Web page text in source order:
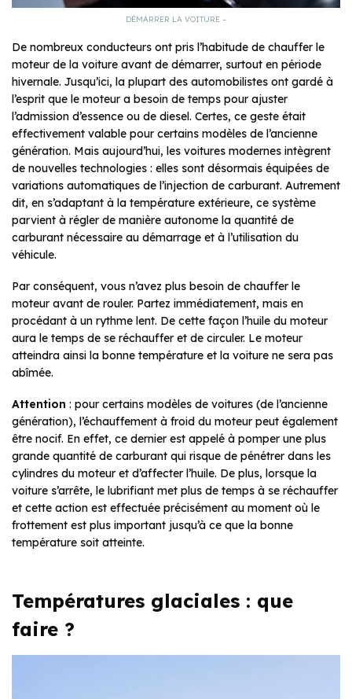
DÉMARRER LA VOITURE –
De nombreux conducteurs ont pris l’habitude de chauffer le
moteur de la voiture avant de démarrer, surtout en période
hivernale. Jusqu’ici, la plupart des automobilistes ont gardé à
l’esprit que le moteur a besoin de temps pour ajuster
l’admission d’essence ou de diesel. Certes, ce geste était
effectivement valable pour certains modèles de l’ancienne
génération. Mais aujourd’hui, les voitures modernes intègrent
de nouvelles technologies : elles sont désormais équipées de
variations automatiques de l’injection de carburant. Autrement
dit, en s’adaptant à la température extérieure, ce système
parvient à régler de manière autonome la quantité de
carburant nécessaire au démarrage et à l’utilisation du
véhicule.
Par conséquent, vous n’avez plus besoin de chauffer le
moteur avant de rouler. Partez immédiatement, mais en
procédant à un rythme lent. De cette façon l’huile du moteur
aura le temps de se réchauffer et de circuler. Le moteur
atteindra ainsi la bonne température et la voiture ne sera pas
abîmée.
Attention : pour certains modèles de voitures (de l’ancienne
génération), l’échauffement à froid du moteur peut également
être nocif. En effet, ce dernier est appelé à pomper une plus
grande quantité de carburant qui risque de pénétrer dans les
cylindres du moteur et d’affecter l’huile. De plus, lorsque la
voiture s’arrête, le lubrifiant met plus de temps à se réchauffer
et cette action est effectuée précisément au moment où le
frottement est plus important jusqu’à ce que la bonne
température soit atteinte.
Températures glaciales : que
faire ?